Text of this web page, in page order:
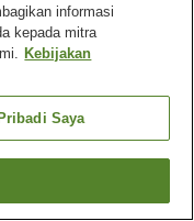
bersama
informasi
kepada mitra
Kebijakan
Saya